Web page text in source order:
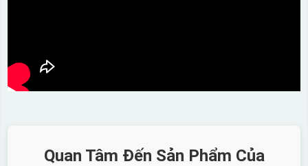
Quan Tâm Đến Sản Phẩm Của